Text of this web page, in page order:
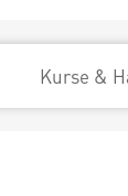
Kurse &